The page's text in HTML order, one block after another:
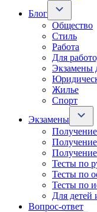
Блог
Общество
Стиль
Работа
Для
Экзамены
Жилье
Спорт
Экзамены
Тесты по
Тесты по
Тесты по
Для детей
Вопрос-ответ